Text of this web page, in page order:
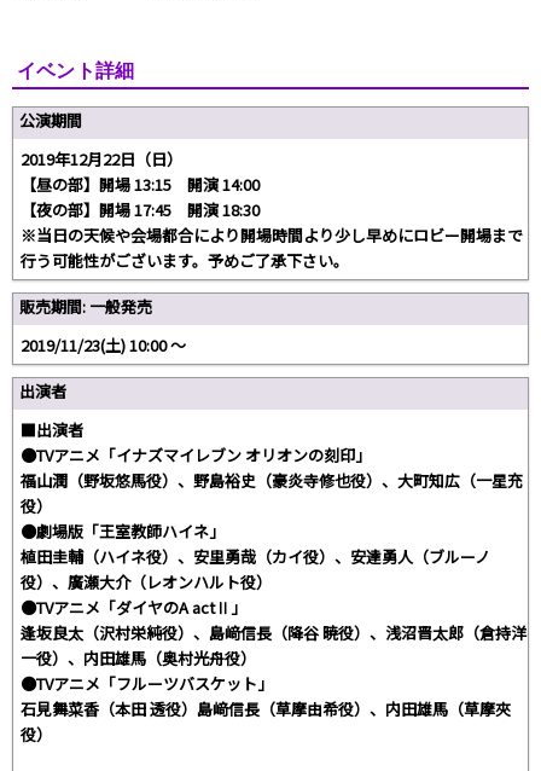
イベント詳細
公演期間
2019年12月22日（日）
【昼の部】開場 13:15 開演 14:00
【夜の部】開場 17:45 開演 18:30
※当日の天候や会場都合により開場時間より少し早めにロビー開場まで
行う可能性がございます。予めご了承下さい。
販売期間: 一般発売
2019/11/23(土) 10:00 〜
出演者
■出演者
●TVアニメ「イナズマイレブン オリオンの刻印」
福山潤（野坂悠馬役）、野島裕史（豪炎寺修也役）、大町知広（一星充
役）
●劇場版「王室教師ハイネ」
植田圭輔（ハイネ役）、安里勇哉（カイ役）、安達勇人（ブルーノ
役）、廣瀬大介（レオンハルト役）
●TVアニメ「ダイヤのA actⅡ」
逢坂良太（沢村栄純役）、島﨑信長（降谷 暁役）、浅沼晋太郎（倉持洋
一役）、内田雄馬（奥村光舟役）
●TVアニメ「フルーツバスケット」
石見舞菜香（本田 透役）島﨑信長（草摩由希役）、内田雄馬（草摩夾
役）